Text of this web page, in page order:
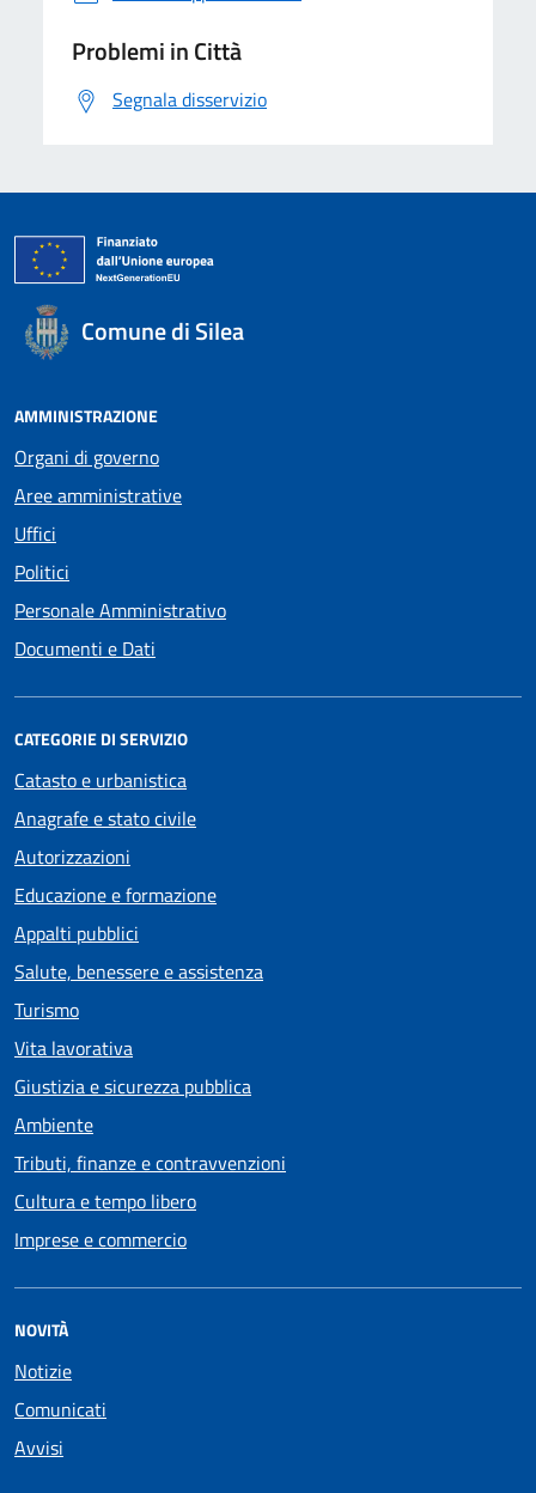
Problemi in Città
Segnala disservizio
Comune di Silea
AMMINISTRAZIONE
Organi di governo
Aree amministrative
Uffici
Politici
Personale Amministrativo
Documenti e Dati
CATEGORIE DI SERVIZIO
Catasto e urbanistica
Anagrafe e stato civile
Autorizzazioni
Educazione e formazione
Appalti pubblici
Salute, benessere e assistenza
Turismo
Vita lavorativa
Giustizia e sicurezza pubblica
Ambiente
Tributi, finanze e contravvenzioni
Cultura e tempo libero
Imprese e commercio
NOVITÀ
Notizie
Comunicati
Avvisi